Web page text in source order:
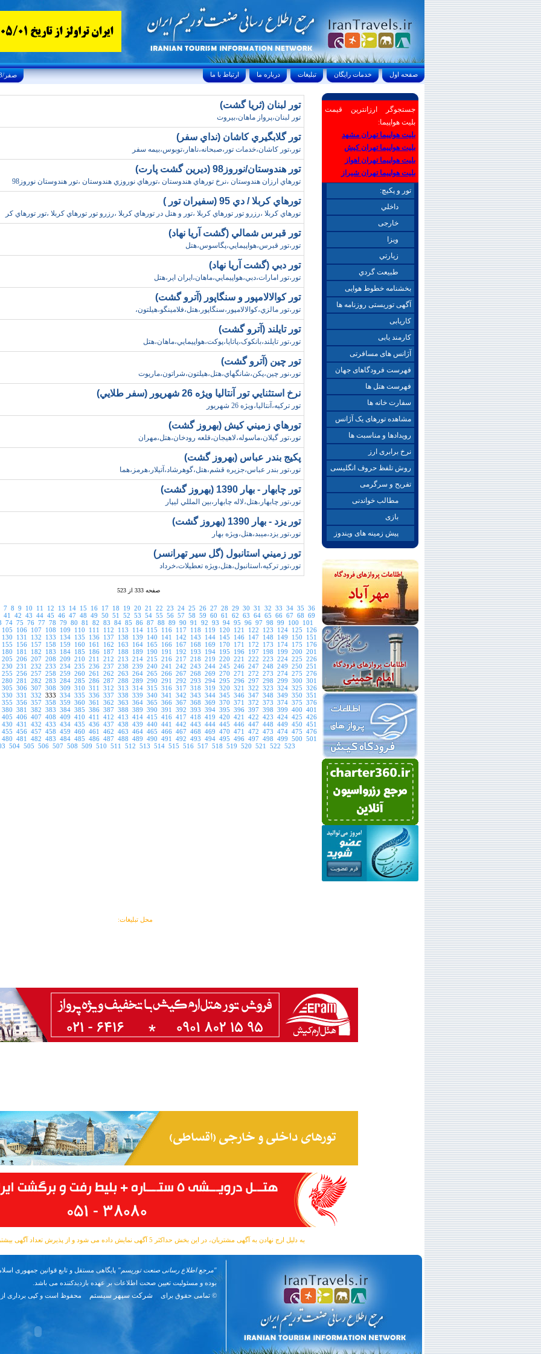
Thursday, August 6, 2026 23/صفر/1448 ارتباط با ما درباره ما تبليغات خدمات رايگان صفحه اول
تور لبنان (ثريا گشت)
تور لبنان،پرواز ماهان،بيروت
تور گلابگيري کاشان (نداي سفر)
تور،تور کاشان،خدمات تور،صبحانه،ناهار،توبوس،بيمه سفر
تور هندوستان/نوروز98 (ديرين گشت پارت)
تورهاي ارزان هندوستان ،نرخ تورهاي هندوستان ،تورهاي نوروزي هندوستان ،تور هندوستان نوروز98
تورهاي کربلا / دي 95 (سفيران تور )
تورهاي کربلا ،رزرو تور تورهاي کربلا ،تور و هتل در تورهاي کربلا ،رزرو تور تورهاي کربلا ،تور تورهاي کر
تور قبرس شمالي (گشت آريا نهاد)
تور،تور قبرس،هواپيمايي،پگاسوس،هتل
تور دبي (گشت آريا نهاد)
تور،تور امارات،دبي،هواپيمايي،ماهان،ايران اير،هتل
تور کوالالامپور و سنگاپور (آترو گشت)
تور،تور مالزي،کوالالامپور،سنگاپور،هتل،فلامينگو،هيلتون،
تور تايلند (آترو گشت)
تور،تور تايلند،بانکوک،پاتايا،پوکت،هواپيمايي،ماهان،هتل
تور چين (آترو گشت)
تور،نور چين،پکن،شانگهاي،هتل،هيلتون،شراتون،ماريوت
نرخ استثنايي تور آنتاليا ويژه 26 شهريور (سفر طلايي)
تور ترکيه،آنتاليا،ويژه 26 شهريور
تورهاي زميني کيش (بهروز گشت)
تور،تور گيلان،ماسوله،لاهيجان،قلعه رودخان،هتل،مهران
پکيج بندر عباس (بهروز گشت)
تور،تور بندر عباس،جزيره قشم،هتل،گوهرشاد،آتيلار،هرمز،هما
تور چابهار - بهار 1390 (بهروز گشت)
تور،تور چابهار،هتل،لاله چابهار،بين المللي ليپار
تور يزد - بهار 1390 (بهروز گشت)
تور،تور يزد،ميبد،هتل،ويژه بهار
تور زميني استانبول (گل سير تهرانسر)
تور،تور ترکيه،استانبول،هتل،ويژه تعطيلات،خرداد
صفحه 333 از 523
7 8 9 10 11 12 13 14 15 16 17 18 19 20 21 22 23 24 25 26 27 28 29 30 31 32 33 34 35 36
41
42 43 44 45 46 47 48 49 50 51 52 53 54 55 56 57 58 59 60 61 62 63 64 65 66 67 68 69
74 75 76 77 78 79 80 81 82 83 84 85 86 87 88 89 90 91 92 93 94 95 96 97 98 99 100
101
105
106 107 108 109 110 111 112 113 114 115 116 117 118 119 120 121 122 123 124 125
126
130
131 132 133 134 135 136 137 138 139 140 141 142 143 144 145 146 147 148 149 150
151
155
156 157 158 159 160 161 162 163 164 165 166 167 168 169 170 171 172 173 174 175
176
180
181 182 183 184 185 186 187 188 189 190 191 192 193 194 195 196 197 198 199 200 201
205 206 207 208 209 210 211 212 213 214 215 216 217 218 219 220 221 222 223 224 225 226
230 231 232 233 234 235 236 237 238 239 240 241 242 243 244 245 246 247 248 249 250 251
255 256 257 258 259 260 261 262 263 264 265 266 267 268 269 270 271 272 273 274 275 276
280 281 282 283 284 285 286 287 288 289 290 291 292 293 294 295 296 297 298 299 300 301
305 306 307 308 309 310 311 312 313 314 315 316 317 318 319 320 321 322 323 324 325 326
330 331 332 333 334 335 336 337 338 339 340 341 342 343 344 345 346 347 348 349 350 351
355 356 357 358 359 360 361 362 363 364 365 366 367 368 369 370 371 372 373 374 375 376
380 381 382 383 384 385 386 387 388 389 390 391 392 393 394 395 396 397 398 399 400 401
405 406 407 408 409 410 411 412 413 414 415 416 417 418 419 420 421 422 423 424 425 426
430 431 432 433 434 435 436 437 438 439 440 441 442 443 444 445 446 447 448 449 450 451
455 456 457 458 459 460 461 462 463 464 465 466 467 468 469 470 471 472 473 474 475 476
480 481 482 483 484 485 486 487 488 489 490 491 492 493 494 495 496 497 498 499 500 501
504 505 506 507 508 509 510 511 512 513 514 515 516 517 518 519 520 521 522 523
جستجوگر ارزانترین قیمت
بلیت هواپیما:
بلیت هواپیما تهران مشهد
بلیت هواپیما تهران کیش
بلیت هواپیما تهران اهواز
بلیت هواپیما تهران شیراز
تور و پکیچ:
داخلي
خارجی
ويزا
زيارتي
طبيعت گردي
بخشنامه خطوط هوایی
آگهی توریستی روزنامه ها
کاریابی
کارمند یابی
آژانس های مسافرتی
فهرست فرودگاهای جهان
فهرست هتل ها
سفارت خانه ها
مشاهده تورهای یک آژانس
رویدادها و مناسبت ها
نرخ برابری ارز
روش تلفظ حروف انگلیسی
تفریح و سرگرمی
مطالب خواندنی
بازی
پیش زمینه های ویندوز
محل تبلیغات:
به دلیل ارج نهادن به آگهی مشتریان، در این بخش حداکثر 5 آگهی نمایش داده می شود و از پذیرش تعداد آگهی بیشتر معذوریم.
"مرجع اطلاع رسانی صنعت توریسم" پایگاهی مستقل و تابع قوانین جمهوری
بوده و مسئوليت تعیین صحت اطلاعات بر عهده بازدیدکننده می باشد.
© تمامی حقوق برای
شرکت سپهر سیستم محفوظ است و کپی برداری